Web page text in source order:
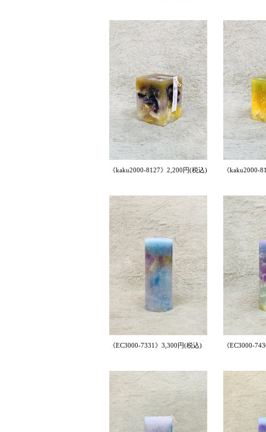
《kaku2000-8127》2,200円(税込) 《kaku2000-
《EC3000-7331》3,300円(税込) 《EC3000-